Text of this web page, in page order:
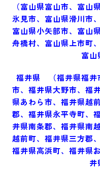
（富山県富山市、富山
氷見市、富山県滑川市
富山県小矢部市、富山
舟橋村、富山県上市町
富山
福井県 （福井県福井
市、福井県大野市、福
県あわら市、福井県越
郡、福井県永平寺町、
井県南条郡、福井県南
越前町、福井県三方郡
福井県高浜町、福井県
井